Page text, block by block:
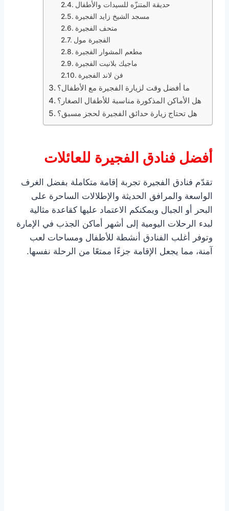
حديقة المتنزّه للسيدات والأطفال
مسجد الشيخ زايد الفجيرة
متحف الفجيرة
الفجيرة مول
مطعم المشوار الفجيرة
ماجيك بلانيت الفجيرة
فن لاند الفجيرة
ما أفضل وقت لزيارة الفجيرة مع الأطفال؟
هل الأماكن المذكورة مناسبة للأطفال الصغار؟
هل تحتاج زيارة حدائق الفجيرة لحجز مسبق؟
أفضل فنادق الفجيرة للعائلات
تقدّم فنادق الفجيرة تجربة إقامة متكاملة بفضل الغرف
الواسعة والمرافق الحديثة والإطلالات الساحرة على
البحر أو الجبال ويمكنكم الاعتماد عليها كقاعدة مثالية
لبدء الرحلات اليومية إلى أشهر أماكن الجذب في الإمارة
وتوفر أغلب الفنادق أنشطة للأطفال ومساحات لعب
آمنة، مما يجعل الإقامة جزءًا ممتعًا من الرحلة نفسها.